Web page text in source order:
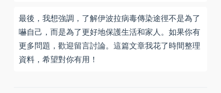
最後，我想強調，了解伊波拉病毒傳染途徑不是為了
嚇自己，而是為了更好地保護生活和家人。如果你有
更多問題，歡迎留言討論。這篇文章我花了時間整理
資料，希望對你有用！